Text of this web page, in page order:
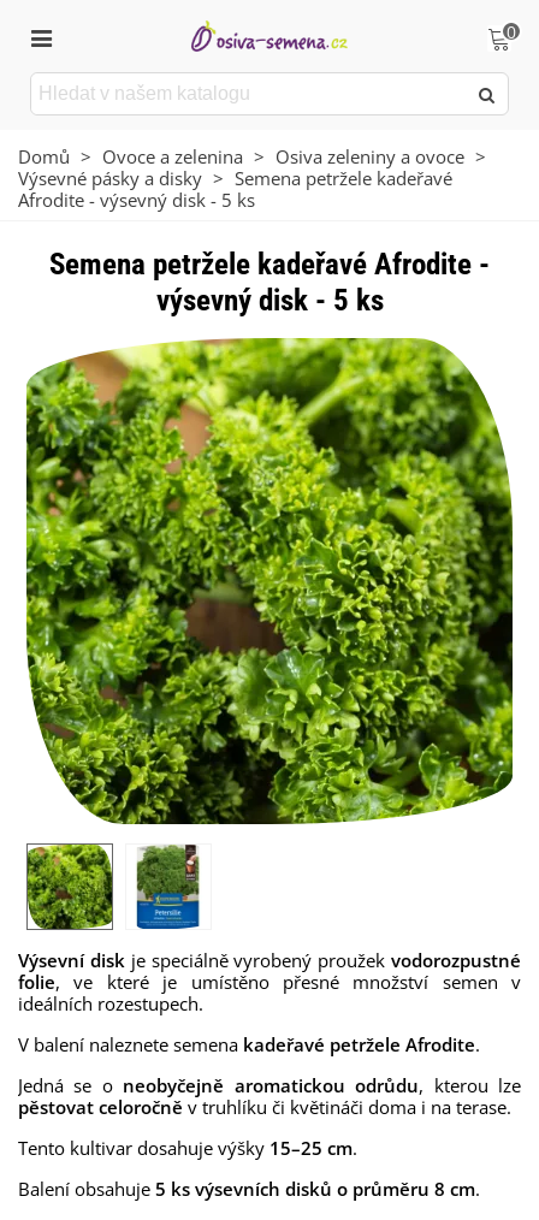
0
Domů > Ovoce a zelenina > Osiva zeleniny a ovoce >
Výsevné pásky a disky > Semena petržele kadeřavé
Afrodite - výsevný disk - 5 ks
Semena petržele kadeřavé Afrodite -
výsevný disk - 5 ks
Výsevní diskje speciálně vyrobený proužekvodorozpustné
folie, ve které je umístěno přesné množství semen v
ideálních rozestupech.
V balení naleznete semena kadeřavé petržele Afrodite.
Jedná se o neobyčejně aromatickou odrůdu, kterou lze
pěstovat celoročně v truhlíku či květináči doma i na terase.
Tento kultivar dosahuje výšky 15–25 cm.
Balení obsahuje 5 ks výsevních disků o průměru 8 cm.